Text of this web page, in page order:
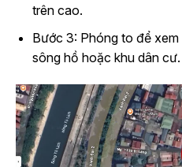
trên cao.
Bước 3: Phóng to để xem
sông hồ hoặc khu dân cư.